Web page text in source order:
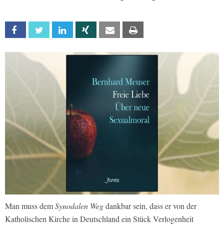
Facebook Twitter Linkedin Xing Email
Man muss demSynodalen Wegdankbar sein, dass er von der
Katholischen Kirche in Deutschland ein Stück Verlogenheit